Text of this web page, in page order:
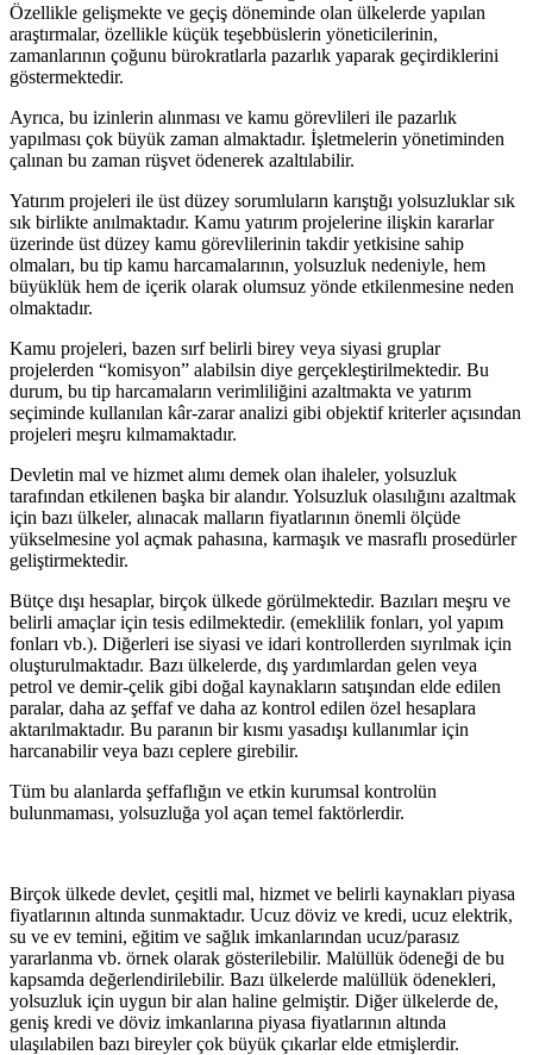
Özellikle gelişmekte ve geçiş döneminde olan ülkelerde yapılan
araştırmalar, özellikle küçük teşebbüslerin yöneticilerinin,
zamanlarının çoğunu bürokratlarla pazarlık yaparak geçirdiklerini
göstermektedir.
Ayrıca, bu izinlerin alınması ve kamu görevlileri ile pazarlık
yapılması çok büyük zaman almaktadır. İşletmelerin yönetiminden
çalınan bu zaman rüşvet ödenerek azaltılabilir.
Yatırım projeleri ile üst düzey sorumluların karıştığı yolsuzluklar sık
sık birlikte anılmaktadır. Kamu yatırım projelerine ilişkin kararlar
üzerinde üst düzey kamu görevlilerinin takdir yetkisine sahip
olmaları, bu tip kamu harcamalarının, yolsuzluk nedeniyle, hem
büyüklük hem de içerik olarak olumsuz yönde etkilenmesine neden
olmaktadır.
Kamu projeleri, bazen sırf belirli birey veya siyasi gruplar
projelerden “komisyon” alabilsin diye gerçekleştirilmektedir. Bu
durum, bu tip harcamaların verimliliğini azaltmakta ve yatırım
seçiminde kullanılan kâr-zarar analizi gibi objektif kriterler açısından
projeleri meşru kılmamaktadır.
Devletin mal ve hizmet alımı demek olan ihaleler, yolsuzluk
tarafından etkilenen başka bir alandır. Yolsuzluk olasılığını azaltmak
için bazı ülkeler, alınacak malların fiyatlarının önemli ölçüde
yükselmesine yol açmak pahasına, karmaşık ve masraflı prosedürler
geliştirmektedir.
Bütçe dışı hesaplar, birçok ülkede görülmektedir. Bazıları meşru ve
belirli amaçlar için tesis edilmektedir. (emeklilik fonları, yol yapım
fonları vb.). Diğerleri ise siyasi ve idari kontrollerden sıyrılmak için
oluşturulmaktadır. Bazı ülkelerde, dış yardımlardan gelen veya
petrol ve demir-çelik gibi doğal kaynakların satışından elde edilen
paralar, daha az şeffaf ve daha az kontrol edilen özel hesaplara
aktarılmaktadır. Bu paranın bir kısmı yasadışı kullanımlar için
harcanabilir veya bazı ceplere girebilir.
Tüm bu alanlarda şeffaflığın ve etkin kurumsal kontrolün
bulunmaması, yolsuzluğa yol açan temel faktörlerdir.
Birçok ülkede devlet, çeşitli mal, hizmet ve belirli kaynakları piyasa
fiyatlarının altında sunmaktadır. Ucuz döviz ve kredi, ucuz elektrik,
su ve ev temini, eğitim ve sağlık imkanlarından ucuz/parasız
yararlanma vb. örnek olarak gösterilebilir. Malüllük ödeneği de bu
kapsamda değerlendirilebilir. Bazı ülkelerde malüllük ödenekleri,
yolsuzluk için uygun bir alan haline gelmiştir. Diğer ülkelerde de,
geniş kredi ve döviz imkanlarına piyasa fiyatlarının altında
ulaşılabilen bazı bireyler çok büyük çıkarlar elde etmişlerdir.